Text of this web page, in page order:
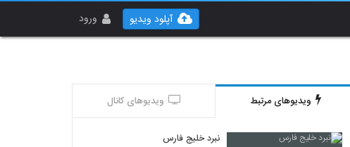
ورود آپلود ویدیو
ویدیوهای مرتبط ویدیوهای کانال
نبرد خلیج فارس